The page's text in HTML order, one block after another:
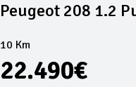
Peugeot 208 1.2
10 Km
22.490€